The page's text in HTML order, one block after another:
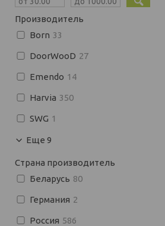
Производитель
Born 33
DoorWooD 27
Emendo 14
Harvia 350
SWG 1
Еще 9
Страна производитель
Беларусь 80
Германия 2
Россия 586